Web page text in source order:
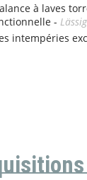
à laves
-
intempéries